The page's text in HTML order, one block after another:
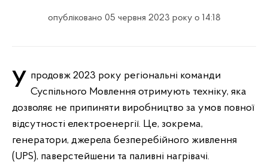
опубліковано 05 червня 2023 року о 14:18
Упродовж 2023 року регіональні команди Суспільного Мовлення отримують техніку, яка
дозволяє не припиняти виробництво за умов повної
відсутності електроенергії. Це, зокрема,
генератори, джерела безперебійного живлення
(UPS), паверстейшени та паливні нагрівачі.